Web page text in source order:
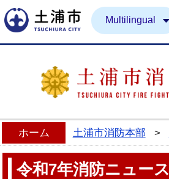
土浦市Multilingual
ホーム 土浦市消防本部 >
令和7年消防ニュース